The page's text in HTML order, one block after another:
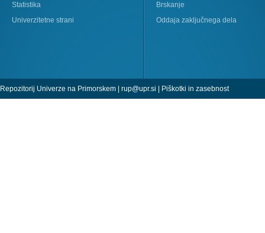
Statistika
Univerzitetne strani
Brskanje
Oddaja zaključnega dela
Repozitorij Univerze na Primorskem | rup@upr.si | Piškotki in zasebnost